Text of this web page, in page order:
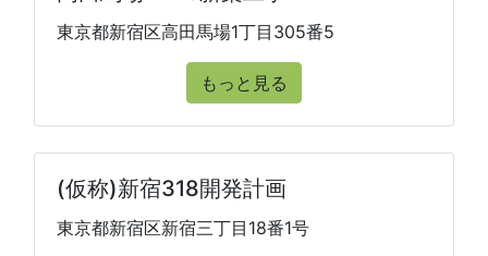
東京都新宿区高田馬場1丁目305番5
もっと見る
(仮称)新宿318開発計画
東京都新宿区新宿三丁目18番1号